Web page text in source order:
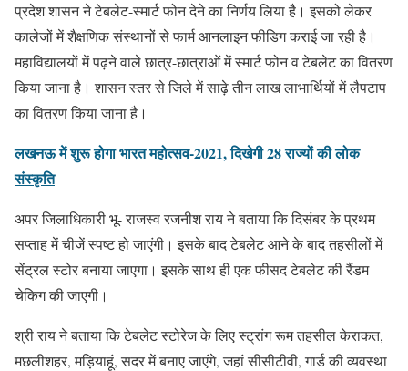
प्रदेश शासन ने टेबलेट-स्मार्ट फोन देने का निर्णय लिया है। इसको लेकर
कालेजों में शैक्षणिक संस्थानों से फार्म आनलाइन फीडिग कराई जा रही है।
महाविद्यालयों में पढ़ने वाले छात्र-छात्राओं में स्मार्ट फोन व टेबलेट का वितरण
किया जाना है। शासन स्तर से जिले में साढ़े तीन लाख लाभार्थियों में लैपटाप
का वितरण किया जाना है।
लखनऊ में शुरू होगा भारत महोत्सव-2021, दिखेगी 28 राज्यों की लोक
संस्कृति
अपर जिलाधिकारी भू- राजस्व रजनीश राय ने बताया कि दिसंबर के प्रथम
सप्ताह में चीजें स्पष्ट हो जाएंगी। इसके बाद टेबलेट आने के बाद तहसीलों में
सेंट्रल स्टोर बनाया जाएगा। इसके साथ ही एक फीसद टेबलेट की रैंडम
चेकिग की जाएगी।
श्री राय ने बताया कि टेबलेट स्टोरेज के लिए स्ट्रांग रूम तहसील केराकत,
मछलीशहर, मड़ियाहूं, सदर में बनाए जाएंगे, जहां सीसीटीवी, गार्ड की व्यवस्था